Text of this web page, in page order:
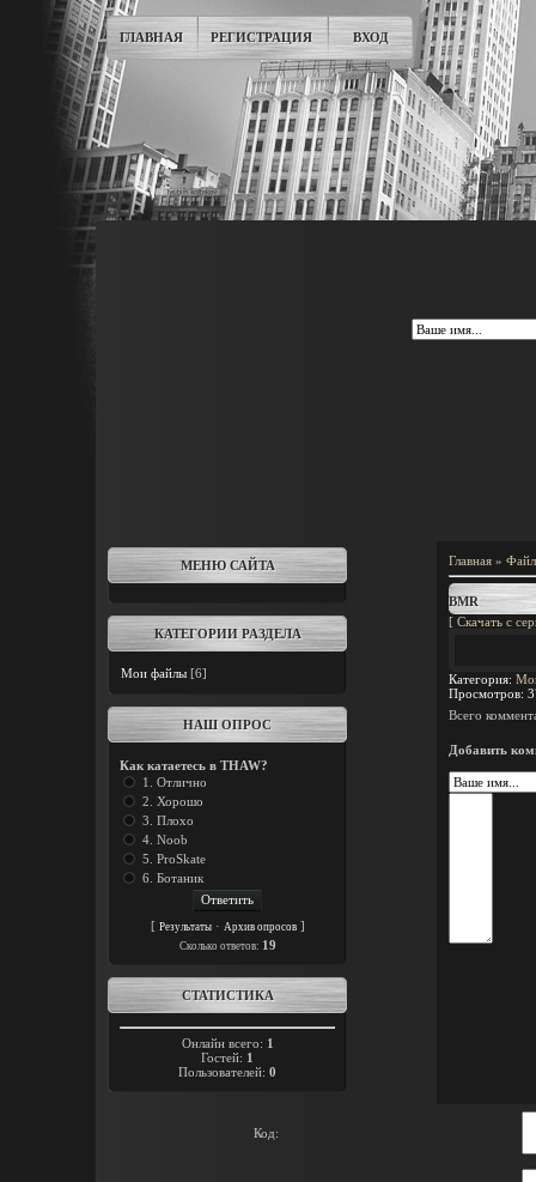
ГЛАВНАЯ РЕГИСТРАЦИЯ ВХОД
МЕНЮ САЙТА
КАТЕГОРИИ РАЗДЕЛА
Мои файлы [6]
НАШ ОПРОС
Как катаетесь в THAW?
1. Отлично
2. Хорошо
3. Плохо
4. Noob
5. ProSkate
6. Ботаник
[ Результаты· Архив опросов]
Cколько ответов: 19
СТАТИСТИКА
Онлайн всего: 1
Гостей: 1
Пользователей: 0
Главная »
BMR
[ Скачать с
Категория:
Просмотров:
Всего
Добавить
Код: